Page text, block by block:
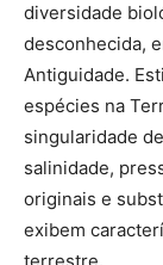
diversidade
desconhecida,
Antiguidade.
espécies na
singularidade
salinidade,
originais e
exibem